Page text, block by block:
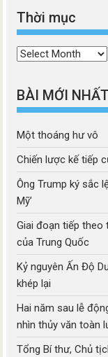
Thời mục
Thời
BÀI MỚI NHẤT
Một thoáng hư vô
Chiến lược kế tiếp
Ông Trump ký sắc
Mỹ’
Giai đoạn tiếp
của Trung Quốc
Kỷ nguyên Ấn Độ
khép lại
Hai năm sau lễ
nhìn thủy văn toàn
Tổng Bí thư, Chủ